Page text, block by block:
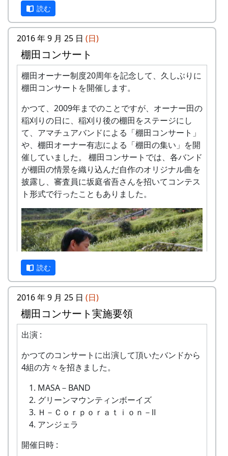
多可町の特産品がもらえます(1万円相当)。
地元の新鮮な野菜を購入できます。
田植え、稲刈り時のイベントに参加できま
す。
村の秋祭りに参加して、御神酒を飲み、「ひ
きやま」を引くことができます。
岩座神棚田オーナーの義務
米づくりが始まる4月末までに会費を支払っ
ていただきます。
みずから田んぼに入って米をつくること。
自然とまじめにつきあうこと(天災などで不
作になっても文句を言わないこと)。
岩座神の住人や他のオーナーと積極的にコミ
美しい景観を守るため、美化活動等に積極的
に参加すること。
田植え(手植え)、ヒエ引き、草刈り、刈り取
と。
平成27年度棚田オーナー (2015-04-12 11:26:16)
岩座神棚田オーナーの特典
一から十までプロの指導を受け、減農薬栽培
の米づくりを体験できます。
収穫した米を全部お持ち帰りいただけます。
(100平方メートルの収穫収量は玄米で約30キ
ロです。) 清流の里、岩座神地区のコシヒカ
リは特においしいと評判です。
田すき、田ごしらえ、水管理、病害虫対策(3
地元農家で担当します。
実りの時期には、かかしを立てることができ
ます。
多可町の宿泊施設を安く利用できます(青年
の家、悠遊館、ハーモニーパークなど)。
多可町の特産品がもらえます(1万円相当)。
地元の新鮮な野菜を購入できます。
田植え、稲刈り時のイベントに参加できま
す。
村の秋祭りに参加して、御神酒を飲み、「ひ
きやま」を引くことができます。
岩座神産の蕎麦粉を使って蕎麦打ち体験をす
ることができます。
のつぼみもふくらんでいるかも、ですよ。
日時 : 2017 (平成29) 年 9 月 3 日 (日) 11:00 ～
14:00
メニュー : 岩座神特産の「石垣茶」、梅ジュ
ース、リンゴジュースなどの飲料と、棚田米
コシヒカリのおにぎりを準備しています。
お買い物 : 地域特産品コーナー
主催 : 岩座神地域協議会
問い合せ : 会長 XXXX 999-9999-9999
読む
2016 年 9 月 25 日 (日)
棚田コンサート
棚田オーナー制度20周年を記念して、久しぶりに
棚田コンサートを開催します。
かつて、2009年までのことですが、オーナー田の
稲刈りの日に、稲刈り後の棚田をステージにし
て、アマチュアバンドによる「棚田コンサート」
や、棚田オーナー有志による「棚田の集い」を開
催していました。 棚田コンサートでは、各バンド
が棚田の情景を織り込んだ自作のオリジナル曲を
披露し、審査員に坂庭省吾さんを招いてコンテス
ト形式で行ったこともありました。
2002年9月29日 坂庭省吾さん
読む
2016 年 9 月 25 日 (日)
棚田コンサート実施要領
出演 :
かつてのコンサートに出演して頂いたバンドから
4組の方々を招きました。
MASA－BAND
グリーンマウンティンボーイズ
Ｈ－Ｃｏｒｐｏｒａｔｉｏｎ－Ⅱ
アンジェラ
開催日時 :